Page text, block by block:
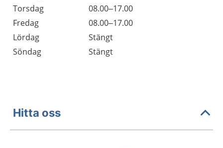
Torsdag
08.00–17.00
Fredag
08.00–17.00
Lördag
Stängt
Söndag
Stängt
Hitta oss